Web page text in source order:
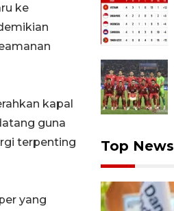
ke
kapal
guna
terpenting
yang
Top News